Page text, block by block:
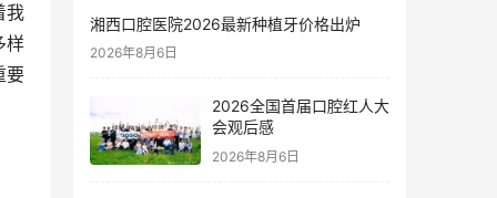
我
样
要
湘西口腔医院2026最新种植牙价格出炉
2026年8月6日
2026全国首届口腔红人大
会观后感
2026年8月6日